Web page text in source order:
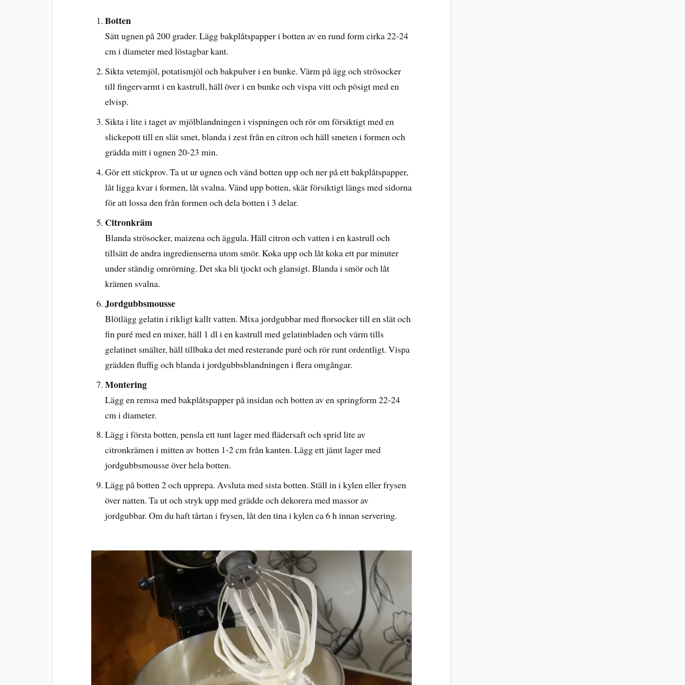
Botten
Sätt ugnen på 200 grader. Lägg bakplåtspapper i botten av en rund form cirka 22-24
cm i diameter med löstagbar kant.
Sikta vetemjöl, potatismjöl och bakpulver i en bunke. Värm på ägg och strösocker
till fingervarmt i en kastrull, häll över i en bunke och vispa vitt och pösigt med en
elvisp.
Sikta i lite i taget av mjölblandningen i vispningen och rör om försiktigt med en
slickepott till en slät smet, blanda i zest från en citron och häll smeten i formen och
grädda mitt i ugnen 20-23 min.
Gör ett stickprov. Ta ut ur ugnen och vänd botten upp och ner på ett bakplåtspapper,
låt ligga kvar i formen, låt svalna. Vänd upp botten, skär försiktigt längs med sidorna
för att lossa den från formen och dela botten i 3 delar.
Citronkräm
Blanda strösocker, maizena och äggula. Häll citron och vatten i en kastrull och
tillsätt de andra ingredienserna utom smör. Koka upp och låt koka ett par minuter
under ständig omrörning. Det ska bli tjockt och glansigt. Blanda i smör och låt
krämen svalna.
Jordgubbsmousse
Blötlägg gelatin i rikligt kallt vatten. Mixa jordgubbar med florsocker till en slät och
fin puré med en mixer, häll 1 dl i en kastrull med gelatinbladen och värm tills
gelatinet smälter, häll tillbaka det med resterande puré och rör runt ordentligt. Vispa
grädden fluffig och blanda i jordgubbsblandningen i flera omgångar.
Montering
Lägg en remsa med bakplåtspapper på insidan och botten av en springform 22-24
cm i diameter.
Lägg i första botten, pensla ett tunt lager med flädersaft och sprid lite av
citronkrämen i mitten av botten 1-2 cm från kanten. Lägg ett jämt lager med
jordgubbsmousse över hela botten.
Lägg på botten 2 och upprepa. Avsluta med sista botten. Ställ in i kylen eller frysen
över natten. Ta ut och stryk upp med grädde och dekorera med massor av
jordgubbar. Om du haft tårtan i frysen, låt den tina i kylen ca 6 h innan servering.